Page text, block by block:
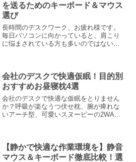
を送るためのキーボード＆マウス
選び
長時間のデスクワーク、お疲れ様です。
毎日パソコンに向かっていると、肩こり
に悩まされている方も多いのではないで
肩こり軽減に特化したキ...
会社のデスクで快適仮眠！目的別
おすすめお昼寝枕4選
会社のデスクで快適な仮眠をとりません
か？呼吸が楽なうつ伏せ枕、腕が痺れな
いアーチ型、可愛いスヌーピーの2WAY
プ！
【静かで快適な作業環境を】静音
マウス＆キーボード徹底比較！選